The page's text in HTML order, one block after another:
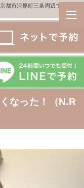
都市河原町三条周辺で鍼灸
なった！（N.R